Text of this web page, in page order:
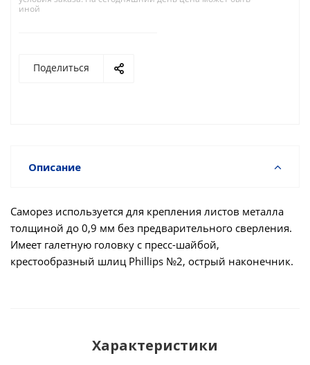
иной
Поделиться
Описание
Саморез используется для крепления листов металла
толщиной до 0,9 мм без предварительного сверления.
Имеет галетную головку с пресс-шайбой,
крестообразный шлиц Phillips №2, острый наконечник.
Характеристики